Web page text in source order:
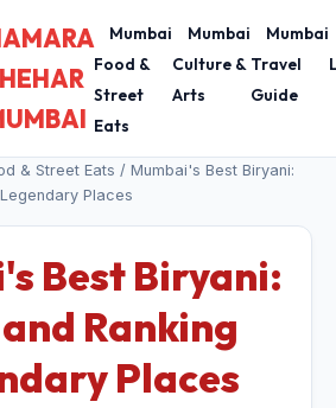
Mumbai
Food &
Street
Eats
Mumbai
Culture &
Arts
Mumbai
Travel
Guide
& Street Eats / Mumbai's Best Biryani:
Places
Best Biryani:
Ranking
Places